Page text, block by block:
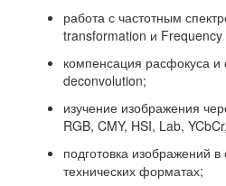
работа с частотным
transformation и
компенсация расфокуса
deconvolution;
изучение изображения
RGB, CMY, HSI, Lab,
подготовка изображений
технических форматах;